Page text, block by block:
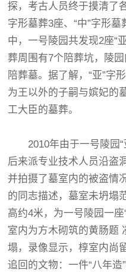
探，考古人员终于摸清了
字形墓葬3座、“中”字形墓
中，一号陵园共发现2座“
葬周围有7个陪葬坑，陵
陪葬墓。据了解，“亚”字
为王以外的子嗣与嫔妃的
工大臣的墓葬。
2010年由于一号陵园“
后来派专业技术人员沿盗
并拍摄了墓室内的被盗情
的同志描述，墓室未坍塌
高约4米，为一号陵园一
室内为方木砌筑的黄肠题
塌，录像显示，椁室内尚
追回的文物：一件“八年造